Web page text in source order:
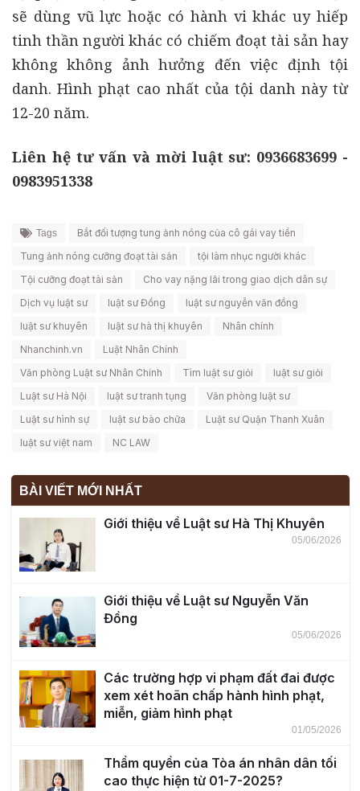
sẽ dùng vũ lực hoặc có hành vi khác uy hiếp
tinh thần người khác có chiếm đoạt tài sản hay
không không ảnh hưởng đến việc định tội
danh. Hình phạt cao nhất của tội danh này từ
12-20 năm.
Liên hệ tư vấn và mời luật sư: 0936683699 -
0983951338
Tags
Bắt đối tượng tung ảnh nóng của cô gái vay tiền
Tung ảnh nóng cưỡng đoạt tài sản
tội làm nhục người khác
Tội cưỡng đoạt tài sản
Cho vay nặng lãi trong giao dịch dân sự
Dịch vụ luật sư
luật sư Đồng
luật sư nguyễn văn đồng
luật sư khuyên
luật sư hà thị khuyên
Nhân chính
Nhanchinh.vn
Luật Nhân Chính
Văn phòng Luật sư Nhân Chính
Tìm luật sư giỏi
luật sư giỏi
Luật sư Hà Nội
luật sư tranh tụng
Văn phòng luật sư
Luật sư hình sự
luật sư bào chữa
Luật sư Quận Thanh Xuân
luật sư việt nam
NC LAW
BÀI VIẾT MỚI NHẤT
Giới thiệu về Luật sư Hà Thị Khuyên
05/06/2026
Giới thiệu về Luật sư Nguyễn Văn
Đồng
05/06/2026
Các trường hợp vi phạm đất đai được
xem xét hoãn chấp hành hình phạt,
miễn, giảm hình phạt
01/05/2026
Thẩm quyền của Tòa án nhân dân tối
cao thực hiện từ 01-7-2025?